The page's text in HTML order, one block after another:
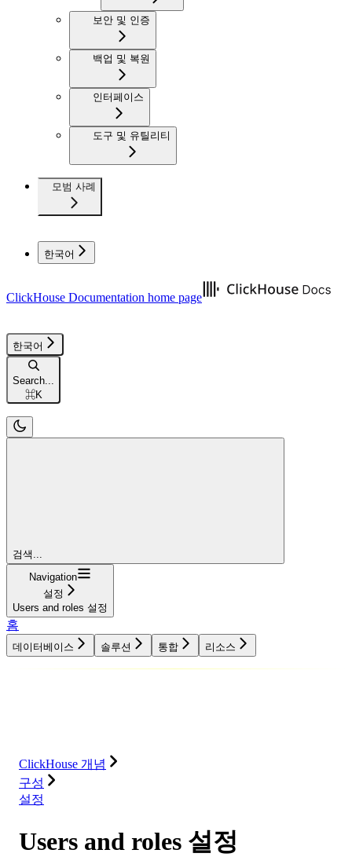
보안 및 인증
백업 및 복원
인터페이스
도구 및 유틸리티
모범 사례
한국어
ClickHouse Documentation home page
한국어
Search...
⌘K
검색...
Navigation
설정
Users and roles 설정
홈
데이터베이스 솔루션 통합 리소스
ClickHouse 개념
구성
설정
Users and roles 설정